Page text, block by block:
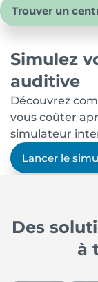
Trouver un
Simulez
auditive
Découvrez
vous coûter
simulateur
Lancer le
Des
à